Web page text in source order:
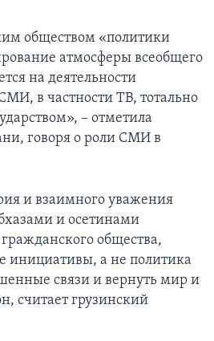
обществом «политики
атмосферы всеобщего
на деятельности
в частности ТВ, тотально
– отметила
говоря о роли СМИ в
и взаимного уважения
и осетинами
общества,
инициативы, а не политика
связи и вернуть мир и
считает грузинский